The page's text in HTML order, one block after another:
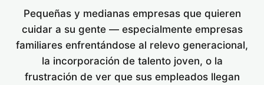
Pequeñas y medianas empresas que quieren
cuidar a su gente — especialmente empresas
familiares enfrentándose al relevo generacional,
la incorporación de talento joven, o la
frustración de ver que sus empleados llegan